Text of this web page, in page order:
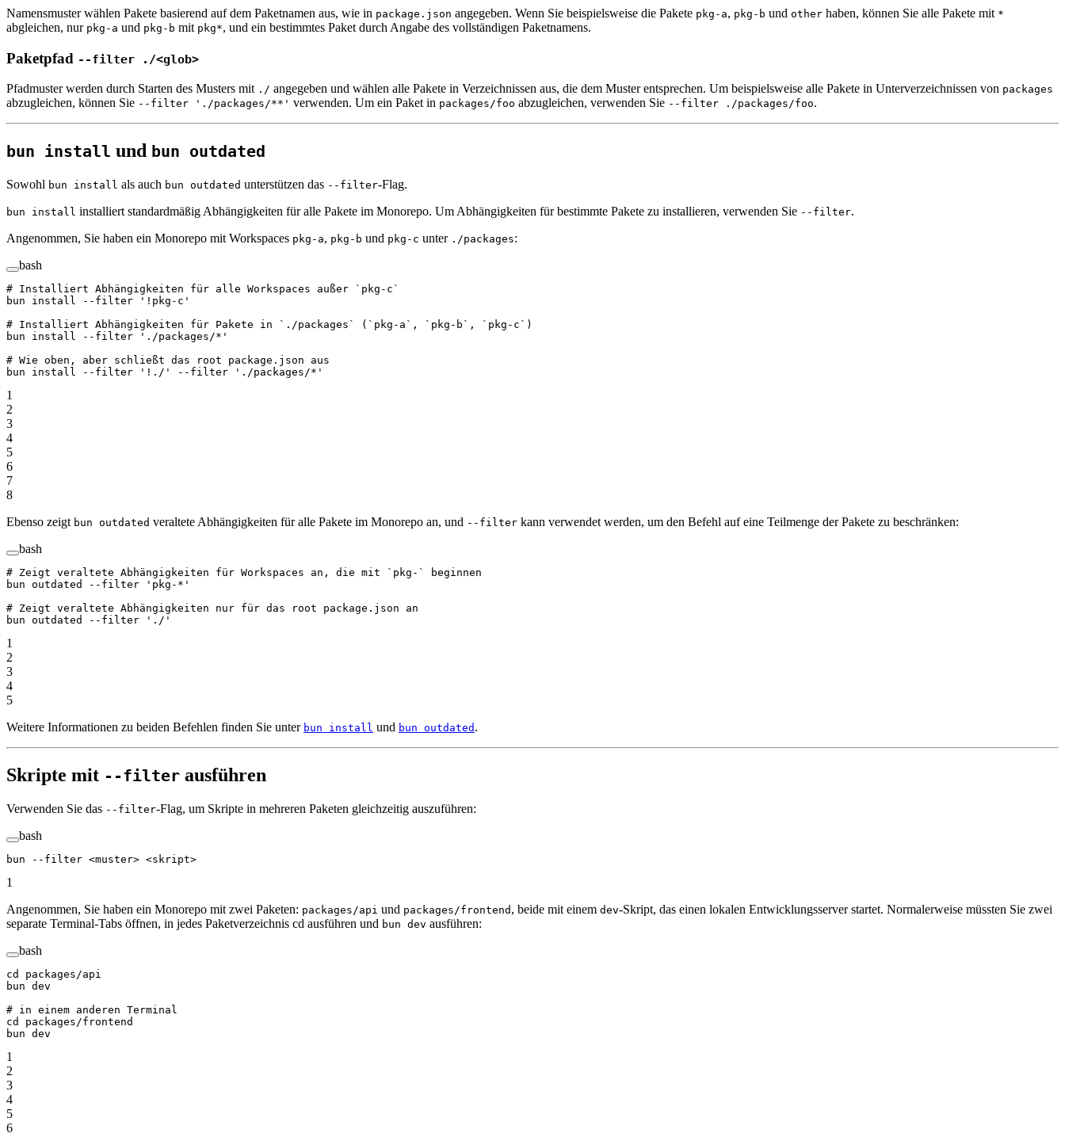
Namensmuster wählen Pakete basierend auf dem Paketnamen aus, wie in package.json angegeben. Wenn Sie beispielsweise die Pakete pkg-a, pkg-b und other haben, können Sie alle Pakete mit *
abgleichen, nur pkg-a und pkg-b mit pkg*, und ein bestimmtes Paket durch Angabe des vollständigen Paketnamens.
Paketpfad --filter ./<glob>
Pfadmuster werden durch Starten des Musters mit ./ angegeben und wählen alle Pakete in Verzeichnissen aus, die dem Muster entsprechen. Um beispielsweise alle Pakete in Unterverzeichnissen von packages
abzugleichen, können Sie --filter './packages/**' verwenden. Um ein Paket in packages/foo abzugleichen, verwenden Sie --filter ./packages/foo.
bun install und bun outdated
Sowohl bun install als auch bun outdated unterstützen das --filter-Flag.
bun install installiert standardmäßig Abhängigkeiten für alle Pakete im Monorepo. Um Abhängigkeiten für bestimmte Pakete zu installieren, verwenden Sie --filter.
Angenommen, Sie haben ein Monorepo mit Workspaces pkg-a, pkg-b und pkg-c unter ./packages:
bash
# Installiert Abhängigkeiten für alle Workspaces außer `pkg-c`
bun install --filter '!pkg-c'
# Installiert Abhängigkeiten für Pakete in `./packages` (`pkg-a`, `pkg-b`, `pkg-c`)
bun install --filter './packages/*'
# Wie oben, aber schließt das root package.json aus
bun install --filter '!./' --filter './packages/*'
1
2
3
4
5
6
7
8
Ebenso zeigt bun outdated veraltete Abhängigkeiten für alle Pakete im Monorepo an, und --filter kann verwendet werden, um den Befehl auf eine Teilmenge der Pakete zu beschränken:
bash
# Zeigt veraltete Abhängigkeiten für Workspaces an, die mit `pkg-` beginnen
bun outdated --filter 'pkg-*'
# Zeigt veraltete Abhängigkeiten nur für das root package.json an
bun outdated --filter './'
1
2
3
4
5
Weitere Informationen zu beiden Befehlen finden Sie unter bun install und bun outdated .
Skripte mit --filter ausführen
Verwenden Sie das --filter-Flag, um Skripte in mehreren Paketen gleichzeitig auszuführen:
bash
bun --filter <muste r> <skript>
1
Angenommen, Sie haben ein Monorepo mit zwei Paketen: packages/api und packages/frontend , beide mit einem dev-Skript, das einen lokalen Entwicklungsserver startet. Normalerweise müssten Sie zwei
separate Terminal-Tabs öffnen, in jedes Paketverzeichnis cd ausführen und bun dev ausführen:
bash
cd
packages/api
bun dev
# in einem anderen Terminal
cd
packages/frontend
bun dev
1
2
3
4
5
6